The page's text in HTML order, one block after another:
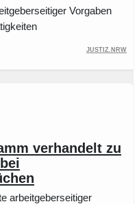
Vorgaben
Justiz.NRW
verhandelt zu
arbeitgeberseitiger